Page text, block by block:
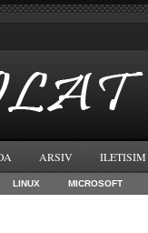
ARSIV ILETISIM
LINUX MICROSOFT